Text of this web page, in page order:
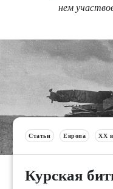
нем
Статьи Европа XX
Курская